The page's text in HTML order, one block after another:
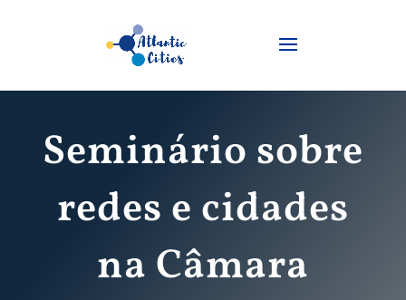
Seminário sobre
redes e cidades
na Câmara